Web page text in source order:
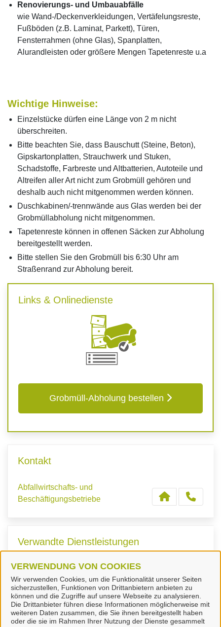
VERWENDUNG VON COOKIES
Wir verwenden Cookies, um die Funktionalität unserer Seiten
sicherzustellen, Funktionen von Drittanbietern anbieten zu
können und die Zugriffe auf unsere Webseite zu analysieren.
Die Drittanbieter führen diese Informationen möglicherweise mit
weiteren Daten zusammen, die Sie ihnen bereitgestellt haben
oder die sie im Rahmen Ihrer Nutzung der Dienste gesammelt
Renovierungs- und Umbauabfälle
wie Wand-/Deckenverkleidungen, Vertäfelungsreste,
Fußböden (z.B. Laminat, Parkett), Türen,
Fensterrahmen (ohne Glas), Spanplatten,
Alurandleisten oder größere Mengen Tapetenreste u.a
Wichtige Hinweise:
Einzelstücke dürfen eine Länge von 2 m nicht
überschreiten.
Bitte beachten Sie, dass Bauschutt (Steine, Beton),
Gipskartonplatten, Strauchwerk und Stuken,
Schadstoffe, Farbreste und Altbatterien, Autoteile und
Altreifen aller Art nicht zum Grobmüll gehören und
deshalb auch nicht mitgenommen werden können.
Duschkabinen/-trennwände aus Glas werden bei der
Grobmüllabholung nicht mitgenommen.
Tapetenreste können in offenen Säcken zur Abholung
bereitgestellt werden.
Bitte stellen Sie den Grobmüll bis 6:30 Uhr am
Straßenrand zur Abholung bereit.
Links & Onlinedienste
Grobmüll-Abholung bestellen
Kontakt
Abfallwirtschafts- und
Beschäftigungsbetriebe
Verwandte Dienstleistungen
Grobmüll-Container